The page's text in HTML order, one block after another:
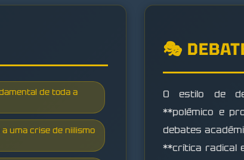
de toda a
uma crise de niilismo
🎭
O estilo de
**polémico e
debates
**crítica radical